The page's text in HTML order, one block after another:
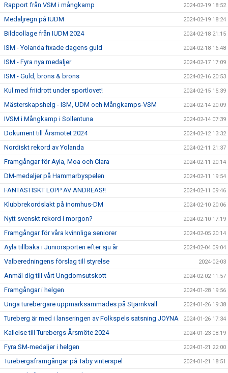
Rapport från VSM i mångkamp 2024-02-19 18:52
Medaljregn på IUDM 2024-02-19 18:24
Bildcollage från IUDM 2024 2024-02-18 21:15
ISM - Yolanda fixade dagens guld 2024-02-18 16:48
ISM - Fyra nya medaljer 2024-02-17 17:09
ISM - Guld, brons & brons 2024-02-16 20:53
Kul med friidrott under sportlovet! 2024-02-15 15:39
Mästerskapshelg - ISM, UDM och Mångkamps-VSM 2024-02-14 20:09
IVSM i Mångkamp i Sollentuna 2024-02-14 07:39
Dokument till Årsmötet 2024 2024-02-12 13:32
Nordiskt rekord av Yolanda 2024-02-11 21:37
Framgångar för Ayla, Moa och Clara 2024-02-11 20:14
DM-medaljer på Hammarbyspelen 2024-02-11 19:54
FANTASTISKT LOPP AV ANDREAS!! 2024-02-11 09:46
Klubbrekordslakt på inomhus-DM 2024-02-10 20:06
Nytt svenskt rekord i morgon? 2024-02-10 17:19
Framgångar för våra kvinnliga seniorer 2024-02-05 20:14
Ayla tillbaka i Juniorsporten efter sju år 2024-02-04 09:04
Valberedningens förslag till styrelse 2024-02-03
Anmäl dig till vårt Ungdomsutskott 2024-02-02 11:57
Framgångar i helgen 2024-01-28 19:56
Unga turebergare uppmärksammades på Stjärnkväll 2024-01-26 19:38
Tureberg är med i lanseringen av Folkspels satsning JOYNA 2024-01-26 17:34
Kallelse till Turebergs Årsmöte 2024 2024-01-23 08:19
Fyra SM-medaljer i helgen 2024-01-21 22:00
Turebergsframgångar på Täby vinterspel 2024-01-21 18:51